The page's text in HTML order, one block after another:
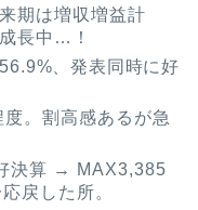
期は増収増益計
長中…！
、発表同時に好
。割高感あるが急
決算 → MAX3,385
戻した所。